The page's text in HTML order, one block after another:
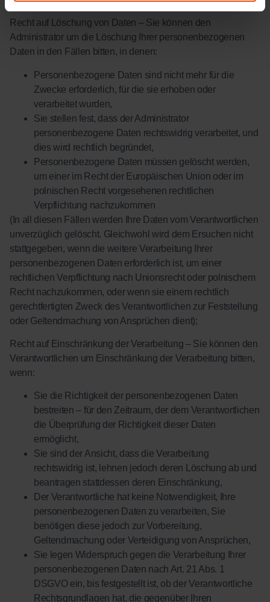
Recht auf Löschung von Daten – Sie können den
Administrator um die Löschung Ihrer personenbezogenen
Daten in den Fällen bitten, in denen:
Personenbezogene Daten sind nicht mehr für die
Zwecke erforderlich, für die sie erhoben oder
verarbeitet wurden,
Sie stellen fest, dass der Administrator
personenbezogene Daten rechtswidrig verarbeitet, und
dies wird rechtlich begründet,
Personenbezogene Daten müssen gelöscht werden,
um einer im Recht der Europäischen Union oder im
polnischen Recht vorgesehenen rechtlichen
Verpflichtung nachzukommen
(In all diesen Fällen werden Ihre Daten vom Verantwortlichen
unverzüglich gelöscht. Gleichwohl wird dem Ersuchen nicht
stattgegeben, wenn die weitere Verarbeitung Ihrer
personenbezogenen Daten erforderlich ist, um einer
rechtlichen Verpflichtung nach Unionsrecht oder polnischem
Recht nachzukommen, oder wenn sie einem rechtlich
gerechtfertigten Zweck des Verantwortlichen zur Feststellung
oder Geltendmachung von Ansprüchen dient);
Recht auf Einschränkung der Verarbeitung – Sie können den
Verantwortlichen um Einschränkung der Verarbeitung bitten,
wenn:
Sie die Richtigkeit der personenbezogenen Daten
bestreiten – für den Zeitraum, der dem Verantwortlichen
die Überprüfung der Richtigkeit dieser Daten
ermöglicht,
Sie sind der Ansicht, dass die Verarbeitung
rechtswidrig ist, lehnen jedoch deren Löschung ab und
beantragen stattdessen deren Einschränkung,
Der Verantwortliche hat keine Notwendigkeit, Ihre
personenbezogenen Daten zu verarbeiten, Sie
benötigen diese jedoch zur Vorbereitung,
Geltendmachung oder Verteidigung von Ansprüchen,
Sie legen Widerspruch gegen die Verarbeitung Ihrer
personenbezogenen Daten nach Art. 21 Abs. 1
DSGVO ein, bis festgestellt ist, ob der Verantwortliche
Rechtsgrundlagen hat, die gegenüber Ihren